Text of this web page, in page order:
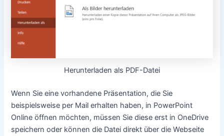
Herunterladen als PDF-Datei
Wenn Sie eine vorhandene Präsentation, die Sie
beispielsweise per Mail erhalten haben, in PowerPoint
Online öffnen möchten, müssen Sie diese erst in OneDrive
speichern oder können die Datei direkt über die Webseite